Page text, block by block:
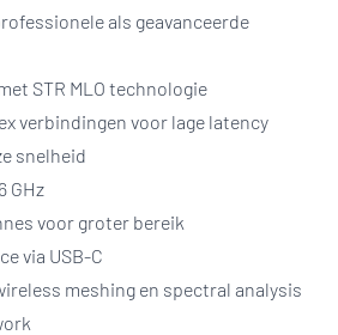
als geavanceerde
STR MLO technologie
verbindingen voor lage latency
snelheid
GHz
voor groter bereik
via USB-C
meshing en spectral analysis